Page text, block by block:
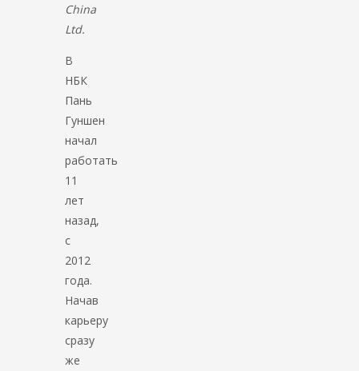
China
Ltd.
В
НБК
Пань
Гуншен
начал
работать
11
лет
назад,
с
2012
года.
Начав
карьеру
сразу
же